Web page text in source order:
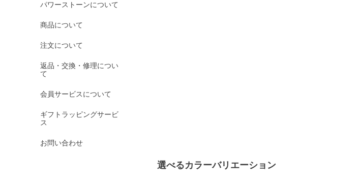
パワーストーンについて
商品について
注文について
返品・交換・修理につい
て
会員サービスについて
ギフトラッピングサービ
ス
お問い合わせ
選べるカラーバリエーション